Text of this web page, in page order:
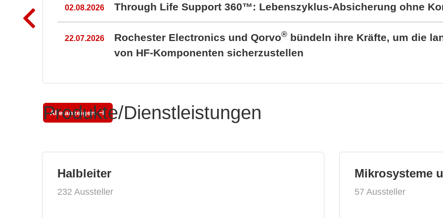
02.08.2026 Through Life Support 360™: Lebenszyklus-Absicherung ohne
22.07.2026 Rochester Electronics und Qorvo® bündeln ihre Kräfte, um die
von HF-Komponenten sicherzustellen
Alle anzeigen
Produkte/Dienstleistungen
Halbleiter
232 Aussteller
Mikrosysteme
57 Aussteller